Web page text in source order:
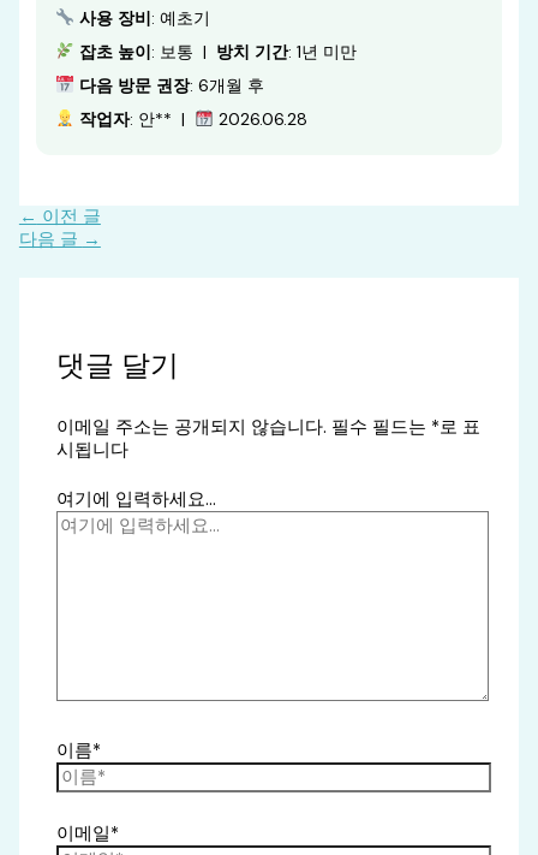
사용 장비: 예초기
잡초 높이: 보통 | 방치 기간: 1년 미만
다음 방문 권장: 6개월 후
작업자: 안** | 2026.06.28
← 이전 글
다음 글 →
댓글 달기
이메일 주소는 공개되지 않습니다. 필수 필드는 *로 표
시됩니다
여기에 입력하세요...
이름*
이메일*